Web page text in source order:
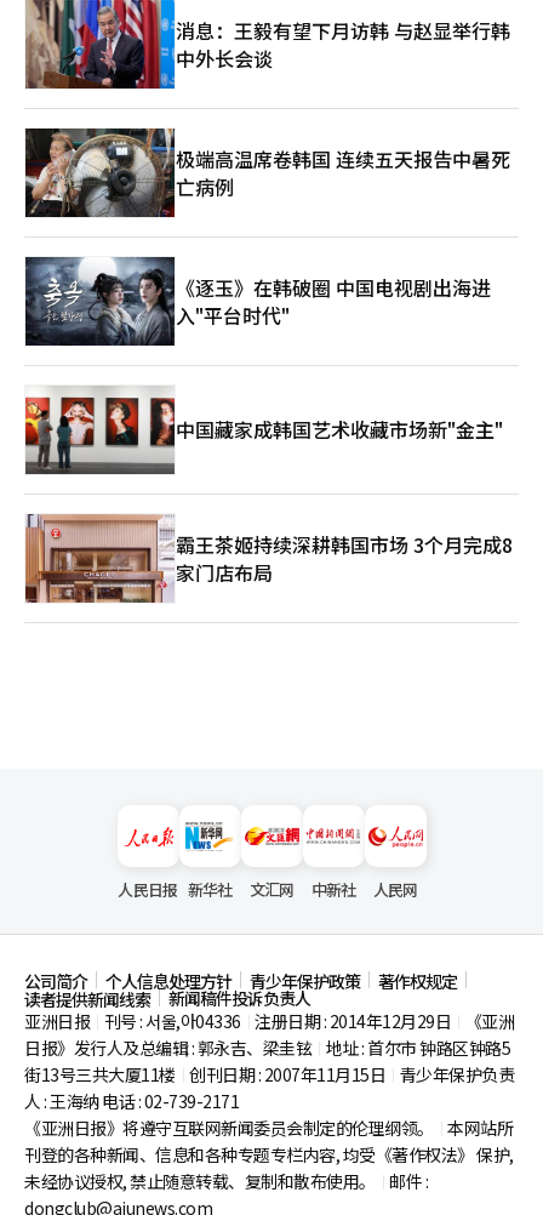
时，平坦的地面舞台便形成。解说员分享了一个有趣的故事：“一
位观众靠在舒适的垫子上看演出，打了个盹，醒来时发现演员就在
眼前，惊吓不已。”这正是这个空间自由度的体现。 ◆ 城市中的
纪念空间‘感恩花园’与艺术旅游的未来 艺术之旅从剧院门口自
然延续到光化门广场。最近在光化门广场新开设的“感恩花园”是
最后的目的地。感恩花园是一个缅怀6·25战争参战国的城市纪念
空间。 与美国华盛顿D.C.的退伍军人纪念馆或英国国家纪念林不
同，这里位于市民繁忙的日常生活中，是一个开放的公共场所。它
在光化门这一韩国历史的心脏地带，体现了不忘分裂民族的痛苦历
史和对参战国的敬意。 花园地面上矗立着23个高6.25米的雕塑，
象征着朝鲜战争爆发日6月25日。数字23代表着当年为保卫这片土
地而流血的参战国（国军及22个参战国）的崇高奉献。特别是部分
雕塑使用了参战国直接捐赠的石材，增强了空间的象征性。 每天
晚上，在规定时间，23个象征物会向天空发射激光秀“感恩之光
23”。在夜空中闪烁的光束下漫步，令人感受到过去的牺牲与现在
的和平夜景之间的联系。 脚步自然向地下移动。地下设有沉浸式
媒体展览空间“自由厅”，通过媒体艺术深刻投射战争的痛苦记忆
与泪水，以及从废墟中崛起的韩国的辉煌成长，留下深刻的余韵。
随行的首尔旅游基金会代表吉基妍表示：“在李舜臣将军和世宗大
王雕像守护的光化门广场，感恩花园和地下媒体艺术的结合，形成
了新的观赏组合。”她进一步强调：“当我们在国外旅行时看到太
极旗时感到亲切和感动，外国游客在这个先辈们流血保卫的自由之
地发现自己国家的国旗时，也会感受到珍贵的感动。”这让人深刻
体会到艺术与空间如何抚慰痛苦的历史，温暖日常生活。 世宗文
化会馆的相关人士透露：“已经有60多名外国游客因外媒报道而前
来。”超过3万元的费用和70分钟的时间绝对不算浪费，因为这让
消息：王毅有望下月访韩 与赵显举行韩
中外长会谈
极端高温席卷韩国 连续五天报告中暑死
亡病例
《逐玉》在韩破圈 中国电视剧出海进
入"平台时代"
中国藏家成韩国艺术收藏市场新"金主"
霸王茶姬持续深耕韩国市场 3个月完成8
家门店布局
人民日报 新华社 文汇网 中新社 人民网
公司简介 个人信息处理方针 青少年保护政策 著作权规定
读者提供新闻线索
新闻稿件投诉负责人
亚洲日报
刊号 : 서울,아04336 注册日期 : 2014年12月29日
《亚洲
日报》发行人及总编辑 : 郭永吉、梁圭铉 地址 : 首尔市钟路区钟路5
街13号三共大厦11楼 创刊日期 : 2007年11月15日
青少年保护负责
人 : 王海纳 电话 : 02-739-2171
《亚洲日报》将遵守互联网新闻委员会制定的伦理纲领。
本网站所
刊登的各种新闻、信息和各种专题专栏内容, 均受《著作权法》 保护,
未经协议授权, 禁止随意转载、复制和散布使用。
邮件 :
dongclub@ajunews.com